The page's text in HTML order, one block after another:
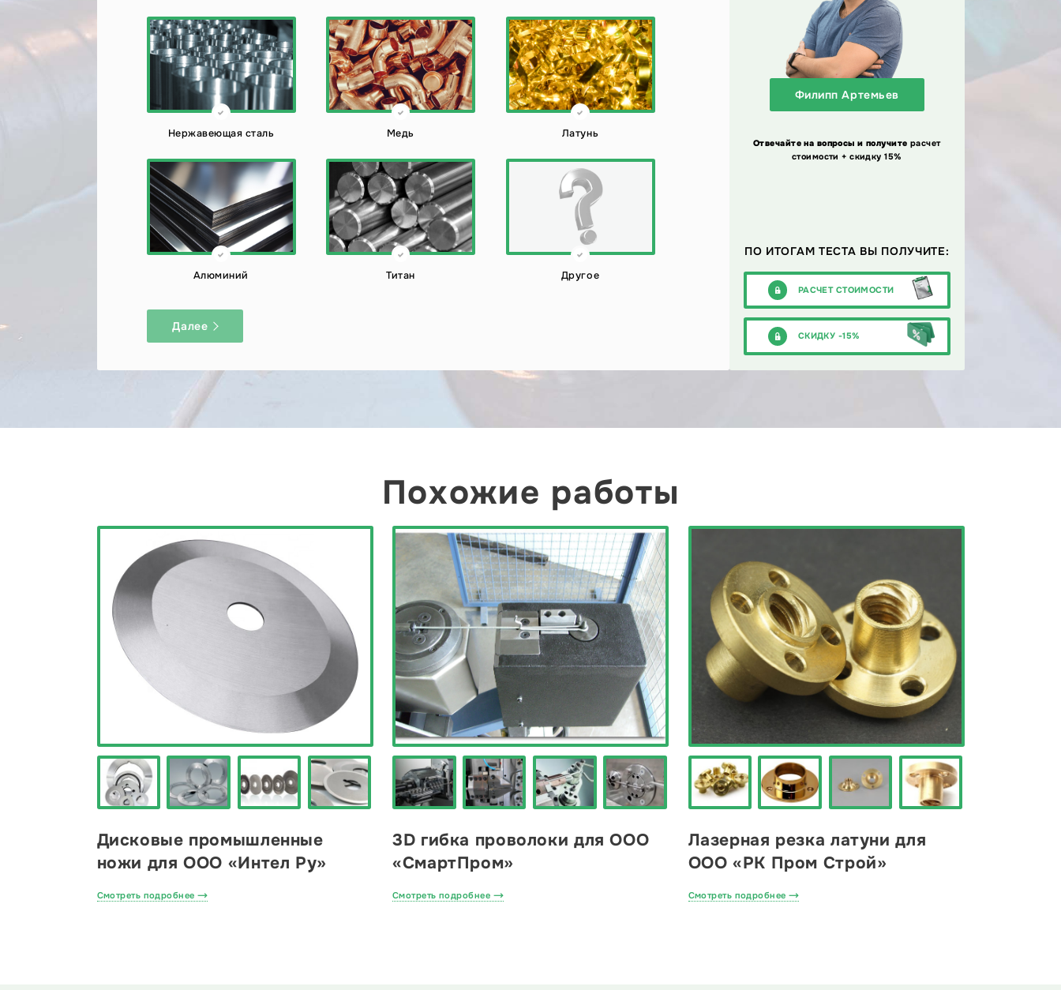
Нержавеющая сталь Медь Латунь
Алюминий Титан Другое
Далее
Филипп Артемьев
Отвечайте на вопросы и получите расчет
стоимости + скидку 15%
ПО ИТОГАМ ТЕСТА ВЫ ПОЛУЧИТЕ:
РАСЧЕТ СТОИМОСТИ
СКИДКУ -15%
Похожие работы
Дисковые промышленные
ножи для ООО «Интел Ру»
Смотреть подробнее
3D гибка проволоки для ООО
«СмартПром»
Смотреть подробнее
Лазерная резка латуни для
ООО «РК Пром Строй»
Смотреть подробнее